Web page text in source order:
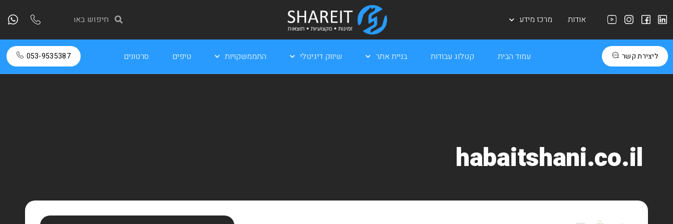
אודות מרכז מידע
ליצירת קשר עמוד הבית קטלוג עבודות בניית אתר שיווק דיגיטלי התממשקויות טיפים סרטונים 053-9535387
habaitshani.co.il